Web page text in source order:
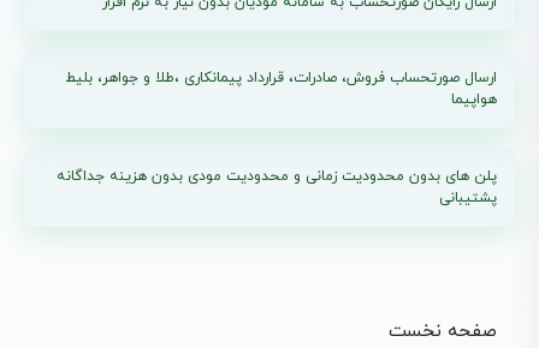
ارسال صورتحساب فروش، صادرات، قرارداد پیمانکاری ،طلا و جواهر، بلیط
هواپیما
پلن های بدون محدودیت زمانی و محدودیت مودی بدون هزینه جداگانه
پشتیبانی
صفحه نخست